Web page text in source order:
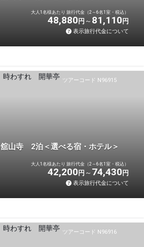
大人1名様あたり 旅行代金（2～6名1室・税込）
48,880 円 81,110 円
表示旅行代金について
ツアーコード N96915
山寺 2泊＜選べる宿・ホテル＞
大人1名様あたり 旅行代金（2～6名1室・税込）
42,200 円 74,430 円
表示旅行代金について
ツアーコード N96916